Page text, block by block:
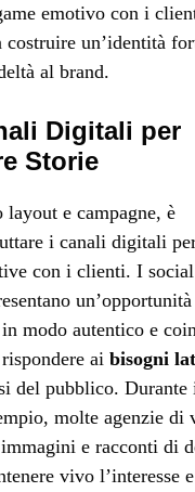
emotivo con i
un’identità
al brand.
Digitali per
Storie
layout e campagne, è
i canali digitali
con i clienti. I
modo autentico e
ai bisogni
del pubblico. Durante
molte agenzie di
e racconti di
vivo l’interesse